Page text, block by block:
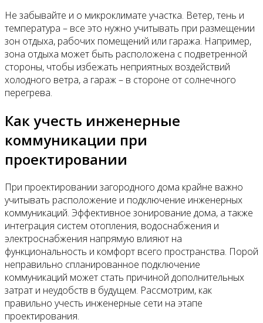
Не забывайте и о микроклимате участка. Ветер, тень и
температура – все это нужно учитывать при размещении
зон отдыха, рабочих помещений или гаража. Например,
зона отдыха может быть расположена с подветренной
стороны, чтобы избежать неприятных воздействий
холодного ветра, а гараж – в стороне от солнечного
перегрева.
Как учесть инженерные
коммуникации при
проектировании
При проектировании загородного дома крайне важно
учитывать расположение и подключение инженерных
коммуникаций. Эффективное зонирование дома, а также
интеграция систем отопления, водоснабжения и
электроснабжения напрямую влияют на
функциональность и комфорт всего пространства. Порой
неправильно спланированное подключение
коммуникаций может стать причиной дополнительных
затрат и неудобств в будущем. Рассмотрим, как
правильно учесть инженерные сети на этапе
проектирования.